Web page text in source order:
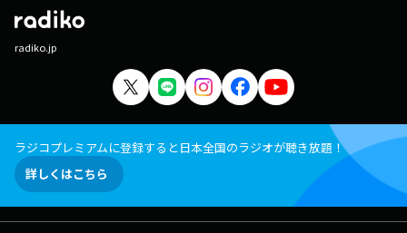
radiko.jp
ラジコプレミアムに登録すると日本全国のラジオが聴き放題！
詳しくはこちら